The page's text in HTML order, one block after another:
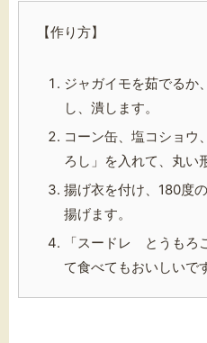
【作り方】
ジャガイモを茹でるか
し、潰します。
コーン缶、塩コショ
ろし」を入れて、丸い
揚げ衣を付け、180度
揚げます。
「スードレ とうもろ
て食べてもおいしいで